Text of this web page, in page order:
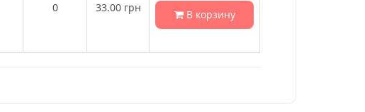
0 33.00грн
В корзину